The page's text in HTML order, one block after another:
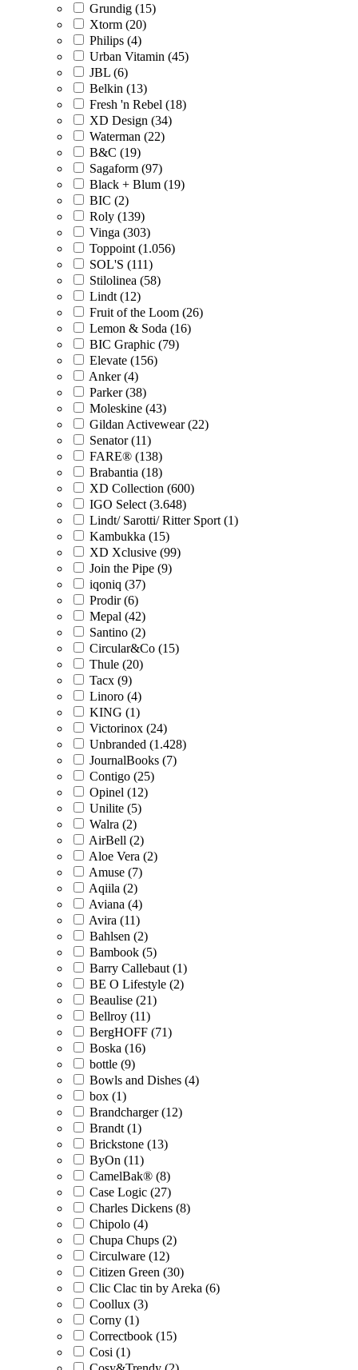
Grundig (15)
Xtorm (20)
Philips (4)
Urban Vitamin (45)
JBL (6)
Belkin (13)
Fresh 'n Rebel (18)
XD Design (34)
Waterman (22)
B&C (19)
Sagaform (97)
Black + Blum (19)
BIC (2)
Roly (139)
Vinga (303)
Toppoint (1.056)
SOL'S (111)
Stilolinea (58)
Lindt (12)
Fruit of the Loom (26)
Lemon & Soda (16)
BIC Graphic (79)
Elevate (156)
Anker (4)
Parker (38)
Moleskine (43)
Gildan Activewear (22)
Senator (11)
FARE® (138)
Brabantia (18)
XD Collection (600)
IGO Select (3.648)
Lindt/ Sarotti/ Ritter Sport (1)
Kambukka (15)
XD Xclusive (99)
Join the Pipe (9)
iqoniq (37)
Prodir (6)
Mepal (42)
Santino (2)
Circular&Co (15)
Thule (20)
Tacx (9)
Linoro (4)
KING (1)
Victorinox (24)
Unbranded (1.428)
JournalBooks (7)
Contigo (25)
Opinel (12)
Unilite (5)
Walra (2)
AirBell (2)
Aloe Vera (2)
Amuse (7)
Aqiila (2)
Aviana (4)
Avira (11)
Bahlsen (2)
Bambook (5)
Barry Callebaut (1)
BE O Lifestyle (2)
Beaulise (21)
Bellroy (11)
BergHOFF (71)
Boska (16)
bottle (9)
Bowls and Dishes (4)
box (1)
Brandcharger (12)
Brandt (1)
Brickstone (13)
ByOn (11)
CamelBak® (8)
Case Logic (27)
Charles Dickens (8)
Chipolo (4)
Chupa Chups (2)
Circulware (12)
Citizen Green (30)
Clic Clac tin by Areka (6)
Coollux (3)
Corny (1)
Correctbook (15)
Cosi (1)